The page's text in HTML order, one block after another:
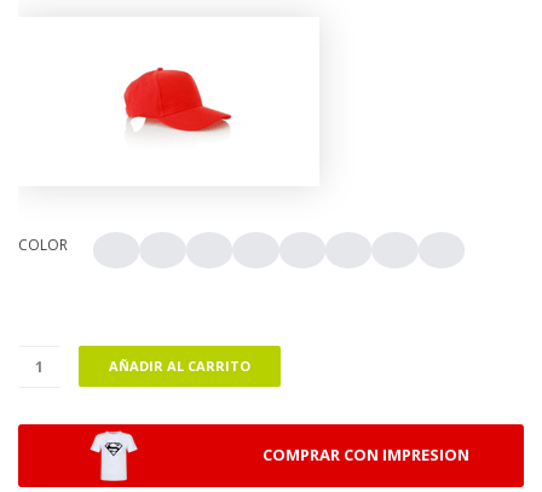
COLOR
AÑADIR AL CARRITO
COMPRAR CON IMPRESION